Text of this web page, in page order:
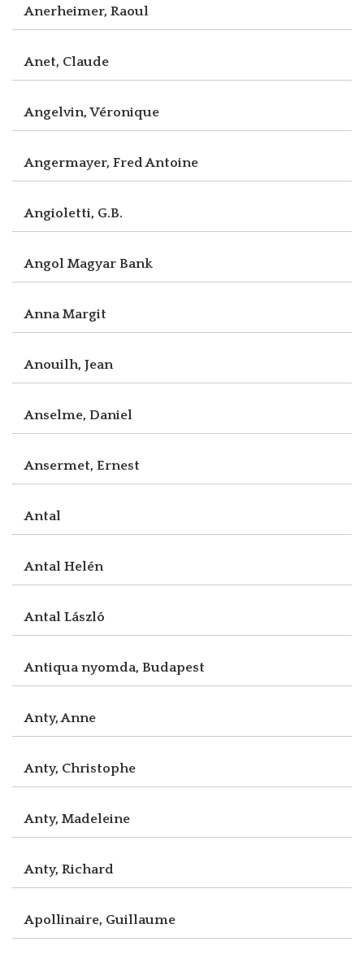
Anerheimer, Raoul
Anet, Claude
Angelvin, Véronique
Angermayer, Fred Antoine
Angioletti, G.B.
Angol Magyar Bank
Anna Margit
Anouilh, Jean
Anselme, Daniel
Ansermet, Ernest
Antal
Antal Helén
Antal László
Antiqua nyomda, Budapest
Anty, Anne
Anty, Christophe
Anty, Madeleine
Anty, Richard
Apollinaire, Guillaume